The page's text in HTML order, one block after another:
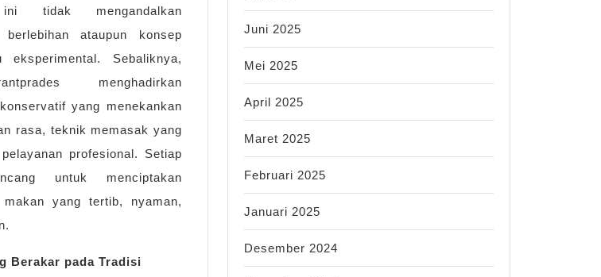
tidak mengandalkan
berlebihan ataupun konsep
eksperimental. Sebaliknya,
menghadirkan
yang menekankan
rasa, teknik memasak yang
profesional. Setiap
untuk menciptakan
makan yang tertib, nyaman,
Berakar pada Tradisi
Juni 2025
Mei 2025
April 2025
Maret 2025
Februari 2025
Januari 2025
Desember 2024